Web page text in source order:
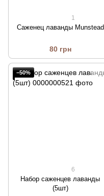
1
Саженец лаванды Munstead
80 грн
−50%
6
Набор саженцев лаванды
(5шт)